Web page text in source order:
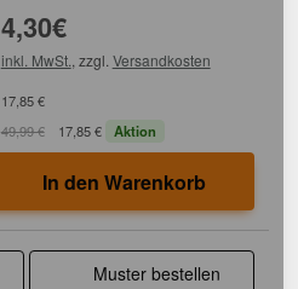
4,30€
inkl. MwSt. , zzgl. Versandkosten
17,85 €
49,99 € 17,85 € Aktion
In den Warenkorb
Muster bestellen